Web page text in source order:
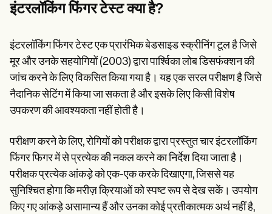
Help Center
Training Hub
Webinars
Switch to Carepatron
Become a Partner
Why Carepatron?
Login
इंटरलॉकिंग फिंगर टेस्ट क्या है?
इंटरलॉकिंग फिंगर टेस्ट एक प्रारंभिक बेडसाइड स्क्रीनिंग टूल है जिसे
मूर और उनके सहयोगियों (2003) द्वारा पार्श्विका लोब डिसफंक्शन की
जांच करने के लिए विकसित किया गया है। यह एक सरल परीक्षण है जिसे
नैदानिक सेटिंग में किया जा सकता है और इसके लिए किसी विशेष
उपकरण की आवश्यकता नहीं होती है।
परीक्षण करने के लिए, रोगियों को परीक्षक द्वारा प्रस्तुत चार इंटरलॉकिंग
फिंगर फिगर में से प्रत्येक की नकल करने का निर्देश दिया जाता है।
परीक्षक प्रत्येक आंकड़े को एक-एक करके दिखाएगा, जिससे यह
सुनिश्चित होगा कि मरीज़ क्रियाओं को स्पष्ट रूप से देख सकें। उपयोग
किए गए आंकड़े असामान्य हैं और उनका कोई प्रतीकात्मक अर्थ नहीं है,